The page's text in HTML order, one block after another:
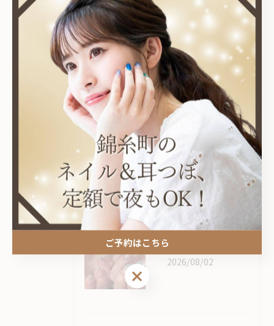
シンプル
最近の投稿 Recent Posts
2026/08/03
ボーダー×ドット×星🕺🏼🌟
2026/08/03
2026/08/02
ご予約はこちら
ご予約はこちら